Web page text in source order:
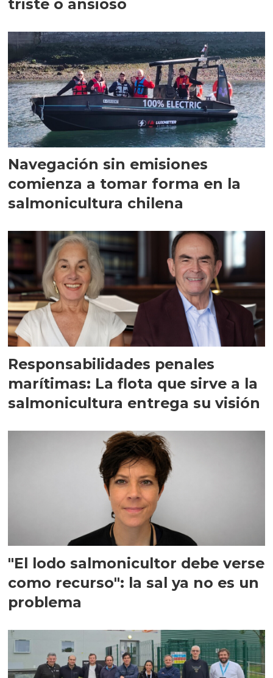
triste o ansioso
Navegación sin emisiones
comienza a tomar forma en la
salmonicultura chilena
Responsabilidades penales
marítimas: La flota que sirve a la
salmonicultura entrega su visión
"El lodo salmonicultor debe verse
como recurso": la sal ya no es un
problema